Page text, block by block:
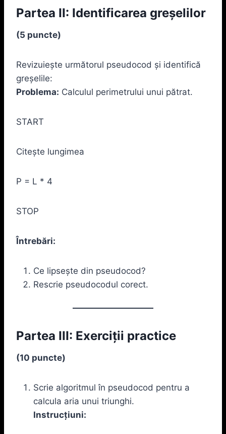
Partea II: Identificarea greșelilor
(5 puncte)
Revizuiește următorul pseudocod și identifică
greșelile:
Problema: Calculul perimetrului unui pătrat.
START
Citește lungimea
P = L * 4
STOP
Întrebări:
Ce lipsește din pseudocod?
Rescrie pseudocodul corect.
Partea III: Exerciții practice
(10 puncte)
Scrie algoritmul în pseudocod pentru a
calcula aria unui triunghi.
Instrucțiuni: